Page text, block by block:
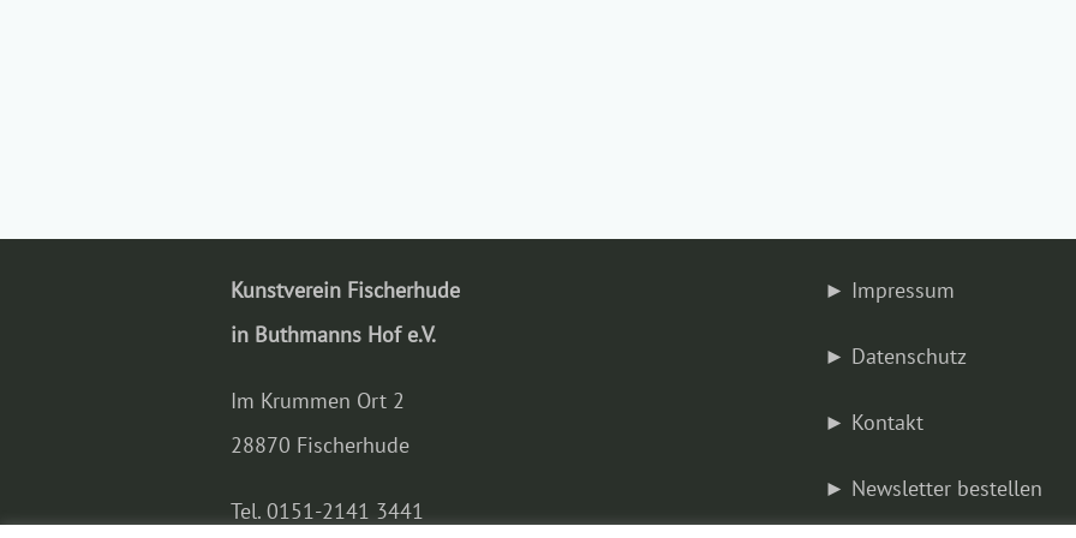
Kunstverein Fischerhude
in Buthmanns Hof e.V.
Im Krummen Ort 2
28870 Fischerhude
Tel. 0151-2141 3441
Impressum
Datenschutz
Kontakt
Newsletter bestellen